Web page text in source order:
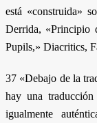
está «construida»
Derrida, «Principio
Pupils,» Diacritics,
37 «Debajo de la
hay una
igualmente